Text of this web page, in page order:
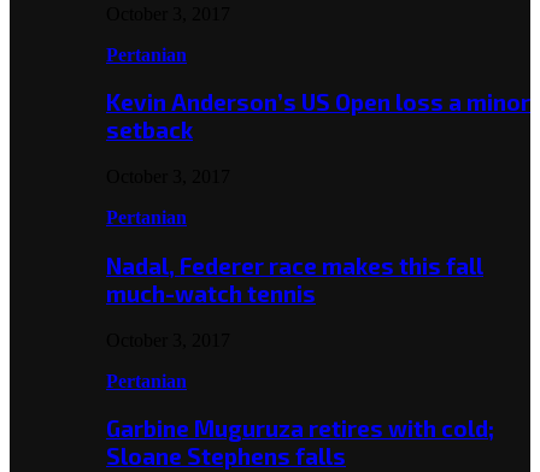
Pertanian
Kevin Anderson’s US Open loss a minor
setback
Pertanian
Nadal, Federer race makes this fall
much-watch tennis
Pertanian
Garbine Muguruza retires with cold;
Sloane Stephens falls